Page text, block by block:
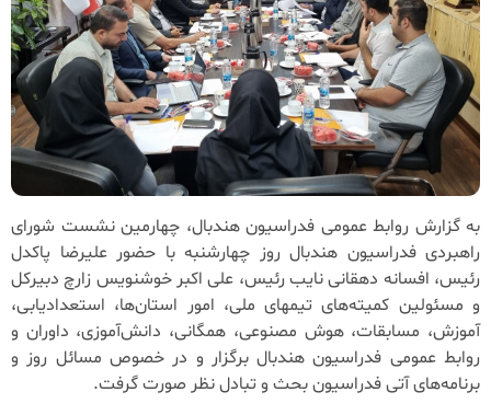
به گزارش روابط عمومی فدراسیون هندبال، چهارمین نشست شورای
راهبردی فدراسیون هندبال روز چهارشنبه با حضور علیرضا پاکدل
رئیس، افسانه دهقانی نایب رئیس، علی اکبر خوشنویس زارچ دبیرکل
و مسئولین کمیته‌های تیمهای ملی، امور استان‌ها، استعدادیابی،
آموزش، مسابقات، هوش مصنوعی، همگانی، دانش‌آموزی، داوران و
روابط عمومی فدراسیون هندبال برگزار و در خصوص مسائل روز و
برنامه‌های آتی فدراسیون بحث و تبادل نظر صورت گرفت.